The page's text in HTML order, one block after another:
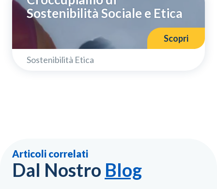
Sostenibilità Sociale e Etica
Scopri
Sostenibilità Etica
Articoli correlati
Dal Nostro Blog